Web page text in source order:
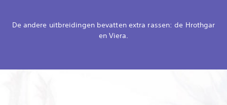
De andere uitbreidingen bevatten extra rassen: de Hrothgar
en Viera.